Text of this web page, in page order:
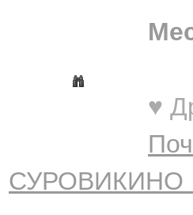
♥
СУРОВИКИНО